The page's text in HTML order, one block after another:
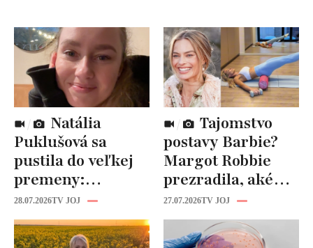
Puklušová sa
pustila do veľkej
premeny:
Odborníci však
varujú, pozor na
prísne diéty!
28.07.2026TV JOJ
postavy Barbie?
Margot Robbie
prezradila, aké
cviky jej pomohli
spevniť celé telo
27.07.2026TV JOJ